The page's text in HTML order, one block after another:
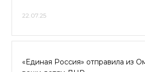
22.07.25
«Единая Россия» отправила из